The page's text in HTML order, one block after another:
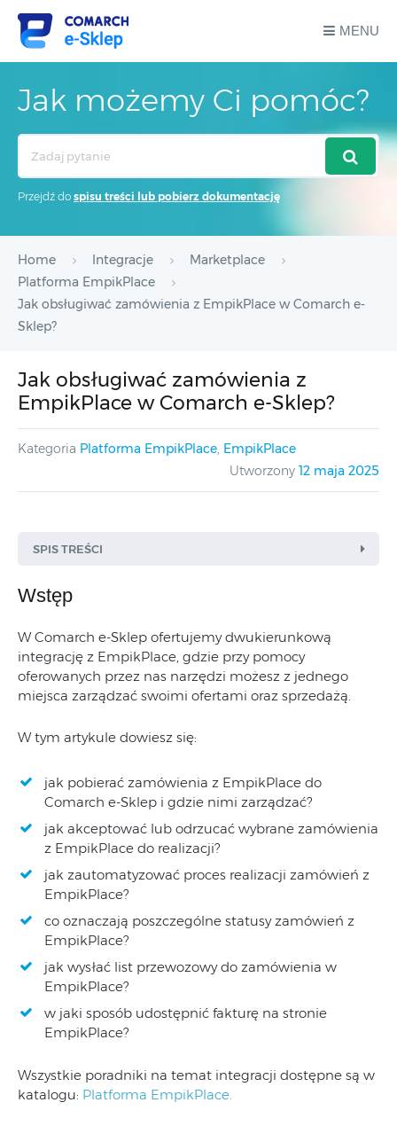
MENU
Jak możemy Ci pomóc?
Przejdź do spisu treści lub pobierz dokumentację
Home Integracje
Marketplace
Platforma EmpikPlace
Jak obsługiwać zamówienia z EmpikPlace w Comarch e-
Sklep?
Jak obsługiwać zamówienia z
EmpikPlace w Comarch e-Sklep?
Kategoria Platforma EmpikPlace, EmpikPlace
Utworzony 12 maja 2025
SPIS TREŚCI
Wstęp
W Comarch e-Sklep ofertujemy dwukierunkową
integrację z EmpikPlace, gdzie przy pomocy
oferowanych przez nas narzędzi możesz z jednego
miejsca zarządzać swoimi ofertami oraz sprzedażą.
W tym artykule dowiesz się:
jak pobierać zamówienia z EmpikPlace do
Comarch e-Sklep i gdzie nimi zarządzać?
jak akceptować lub odrzucać wybrane zamówienia
z EmpikPlace do realizacji?
jak zautomatyzować proces realizacji zamówień z
EmpikPlace?
co oznaczają poszczególne statusy zamówień z
EmpikPlace?
jak wysłać list przewozowy do zamówienia w
EmpikPlace?
w jaki sposób udostępnić fakturę na stronie
EmpikPlace?
Wszystkie poradniki na temat integracji dostępne są w
katalogu: Platforma EmpikPlace.